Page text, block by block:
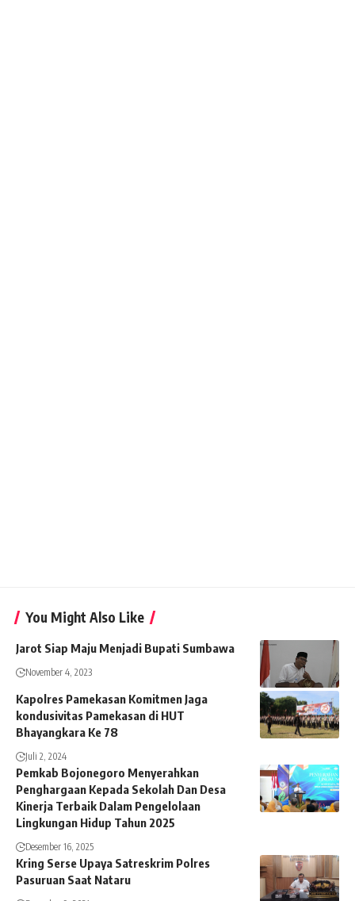
You Might Also Like
Jarot Siap Maju Menjadi Bupati Sumbawa
November 4, 2023
Kapolres Pamekasan Komitmen Jaga
kondusivitas Pamekasan di HUT
Bhayangkara Ke 78
Juli 2, 2024
Pemkab Bojonegoro Menyerahkan
Penghargaan Kepada Sekolah Dan Desa
Kinerja Terbaik Dalam Pengelolaan
Lingkungan Hidup Tahun 2025
Desember 16, 2025
Kring Serse Upaya Satreskrim Polres
Pasuruan Saat Nataru